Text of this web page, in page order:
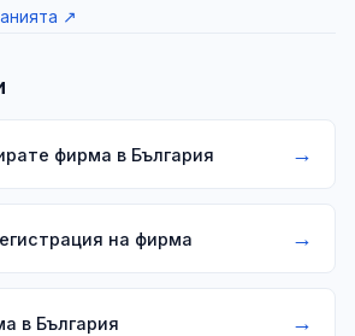
↗
фирма в България →
на фирма →
в България →